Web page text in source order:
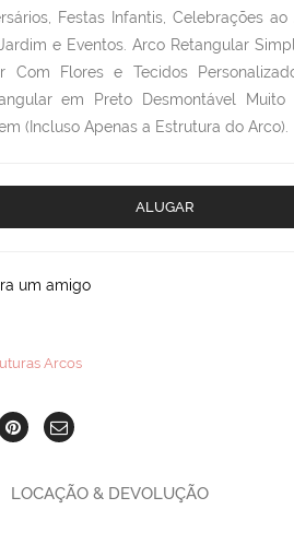
Festas Infantis, Celebrações ao
e Eventos. Arco Retangular
Com Flores e Tecidos
em Preto Desmontável Muito
(Incluso Apenas a Estrutura do Arco).
ALUGAR
um amigo
Arcos
LOCAÇÃO & DEVOLUÇÃO